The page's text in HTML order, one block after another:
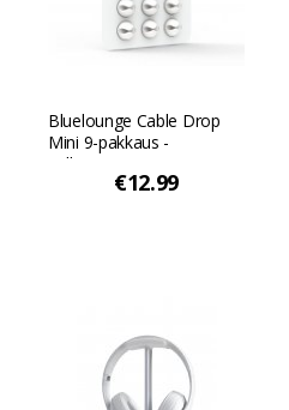
Bluelounge Cable Drop
Mini 9-pakkaus -
Valkoinen
€12.99